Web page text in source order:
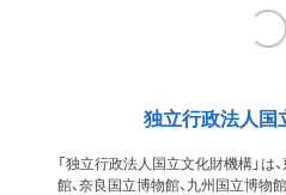
独立行政法人国
「独立行政法人国立文化財機構」は
館、奈良国立博物館、九州国立博物